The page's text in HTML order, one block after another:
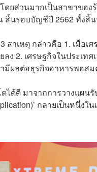
ดยส่วนมากเป็นสาขาขอ
สิ้นรอบบัญชีปี 2562 ทั้งสิ้
าเหตุ กล่าวคือ 1. เมื่อ
ง 2. เศรษฐกิจในประเท
มีผลต่อธุรกิจอาหารพอสม
ด้ดี มาจากการวางแผนรั
กลายเป็นหนึ่ง